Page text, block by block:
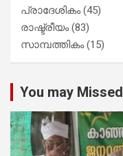
പ്രാദേശികം(45)
രാഷ്ട്രീയം(83)
സാമ്പത്തികം(15)
You may Missed